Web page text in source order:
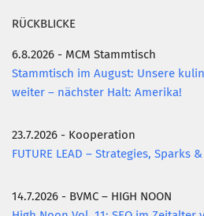
RÜCKBLICKE
6.8.2026 - MCM Stammtisch
Stammtisch im August: Unsere
weiter – nächster Halt: Amerika!
23.7.2026 - Kooperation
FUTURE LEAD – Strategies, Sparks
14.7.2026 - BVMC – HIGH NOON